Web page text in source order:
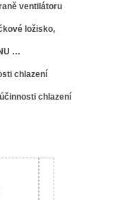
ventilátoru
ložisko,
…
chlazení
chlazení